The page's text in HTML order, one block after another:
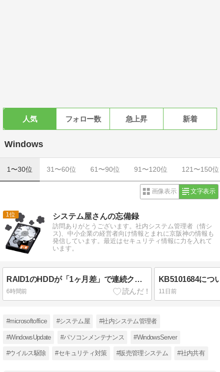
人気 フォロー数 急上昇 新着
Windows
1〜30位 31〜60位 61〜90位 91〜120位 121〜150位
画像表示 文字表示
1 システム屋さんの忘備録
訪問ありがとうございます。社内システム管理者（情シ
ス)、中小企業の経営者向け情報とまれに京阪神の情報も
発信しています。最近はセキュリティ情報に力を入れて
います。
RAID1のHDDが「1ヶ月差」で連続クラッシュ 2.5インチ15K高回転モデルの寿命がシビア
6時間前
KB5101684につ
11日前
#microsoftoffice #システム屋 #社内システム管理者
#WindowsUpdate #パソコンメンテナンス #WindowsServer
#ウイルス駆除 #セキュリティ対策 #販売管理システム #社内共有